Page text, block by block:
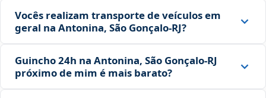
Vocês realizam transporte de veículos em
geral na Antonina, São Gonçalo‑RJ?
Guincho 24h na Antonina, São Gonçalo‑RJ
próximo de mim é mais barato?